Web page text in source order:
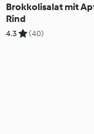
Brokkolisalat mit
Rind
4.3 (40)